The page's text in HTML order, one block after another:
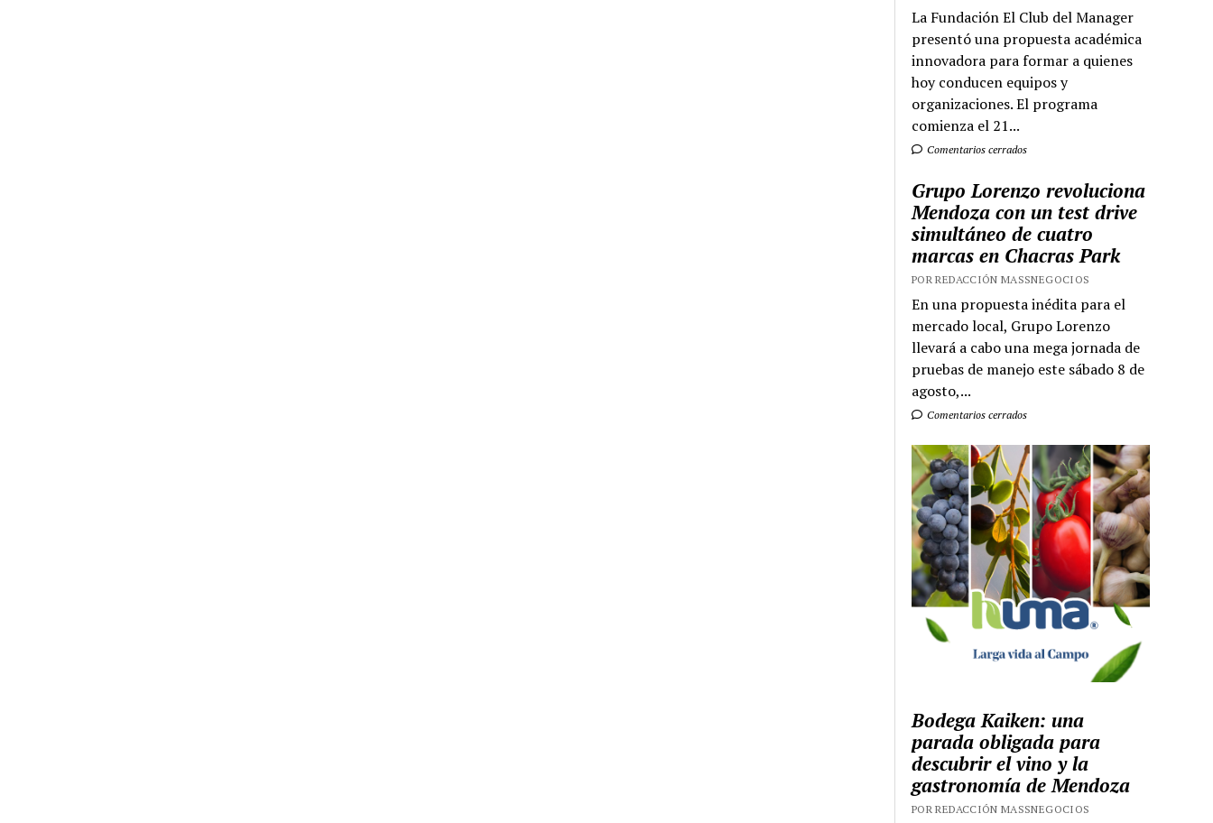
La Fundación El Club del Manager
presentó una propuesta académica
innovadora para formar a quienes
hoy conducen equipos y
organizaciones. El programa
comienza el 21...
Comentarios cerrados
Grupo Lorenzo revoluciona
Mendoza con un test drive
simultáneo de cuatro
marcas en Chacras Park
POR REDACCIÓN MASSNEGOCIOS
En una propuesta inédita para el
mercado local, Grupo Lorenzo
llevará a cabo una mega jornada de
pruebas de manejo este sábado 8 de
agosto,...
Comentarios cerrados
Bodega Kaiken: una
parada obligada para
descubrir el vino y la
gastronomía de Mendoza
POR REDACCIÓN MASSNEGOCIOS